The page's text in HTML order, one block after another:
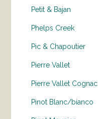
Petit & Bajan
Phelps Creek
Pic & Chapoutier
Pierre Vallet
Pierre Vallet Cognac
Pinot Blanc/bianco